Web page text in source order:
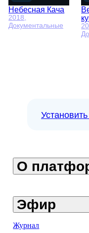
Небесная Кача
2018,
Документальные
О
Эфир
Журнал